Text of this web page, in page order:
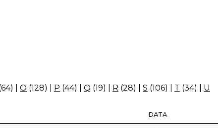
O (128) P (44) Q (19) R (28) S (106) T (34) U
DATA